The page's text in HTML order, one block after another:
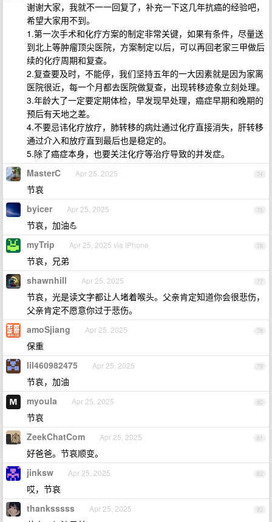
谢谢大家，我就不一一回复了，补充一下这几年抗癌的经验吧，
希望大家用不到。
1.第一次手术和化疗方案的制定非常关键，如果有条件，尽量送
到北上等肿瘤顶尖医院，方案制定以后，可以再回老家三甲做后
续的化疗周期和复查。
2.复查要及时，不能停，我们坚持五年的一大因素就是因为家离
医院很近，每一个月都去医院做复查，出现转移迹象立刻处理。
3.年龄大了一定要定期体检，早发现早处理，癌症早期和晚期的
预后有天地之差。
4.不要忌讳化疗放疗，肺转移的病灶通过化疗直接消失，肝转移
通过介入和放疗直到最后也是稳定的。
5.除了癌症本身，也要关注化疗等治疗导致的并发症。
74
MasterC Apr 25, 2025
节哀
75
byicer Apr 25, 2025
节哀，加油💪
76
myTrip Apr 25, 2025 via iPhone
节哀，兄弟
77
shawnhill Apr 25, 2025
节哀，光是读文字都让人堵着喉头。父亲肯定知道你会很悲伤，
父亲肯定不愿意你过于悲伤。
78
amoSjiang Apr 25, 2025
保重
79
lil460982475 Apr 25, 2025
节哀，加油
80
myoula Apr 25, 2025
节哀
81
ZeekChatCom Apr 25, 2025
好爸爸。节哀顺变。
82
jinksw Apr 25, 2025
哎，节哀
83
thanksssss Apr 25, 2025